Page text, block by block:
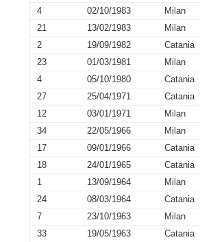
4
02/10/1983 Milan
21
13/02/1983 Milan
2
19/09/1982 Catania
23
01/03/1981 Milan
4
05/10/1980 Catania
27
25/04/1971 Catania
12
03/01/1971 Milan
34
22/05/1966 Milan
17
09/01/1966 Catania
18
24/01/1965 Catania
1
13/09/1964 Milan
24
08/03/1964 Catania
7
23/10/1963 Milan
33
19/05/1963 Catania